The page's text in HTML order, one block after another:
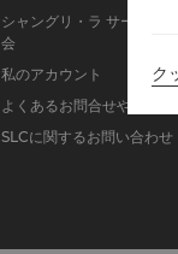
シャングリ・ラ サークルに
会
私のアカウント
よくあるお問合せや質問
SLCに関するお問い合わせ
ク